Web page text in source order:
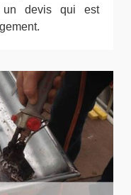
un devis qui est